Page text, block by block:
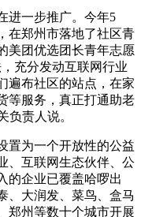
一步推广。今年5
在郑州市落地了社区青
美团优选团长青年志愿
充分发动互联网行业
遍布社区的站点，在家
等服务，真正打通助老
负责人说。
为一个开放性的公益
、互联网生态伙伴、公
的企业已覆盖哈啰出
、大润发、菜鸟、盒马
郑州等数十个城市开展